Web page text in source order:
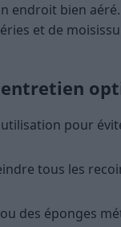
endroit bien
et de
pour
tous les
des éponges